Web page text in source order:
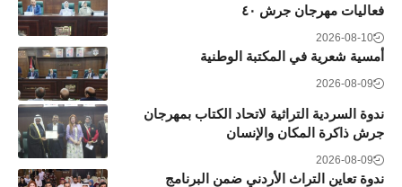
فعاليات مهرجان جرش ٤٠
2026-08-10
أمسية شعرية في المكتبة الوطنية
2026-08-09
ندوة السردية التراثية لاتحاد الكتاب بمهرجان
جرش ذاكرة المكان والإنسان
2026-08-09
ندوة تعاين التراث الأردني ضمن البرنامج